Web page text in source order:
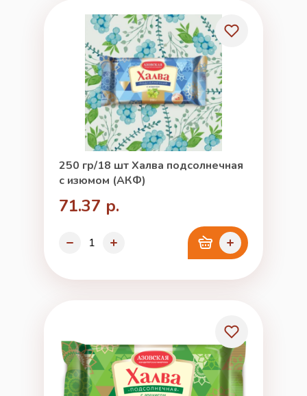
250 гр/18 шт Халва подсолнечная
с изюмом (АКФ)
71.37 р.